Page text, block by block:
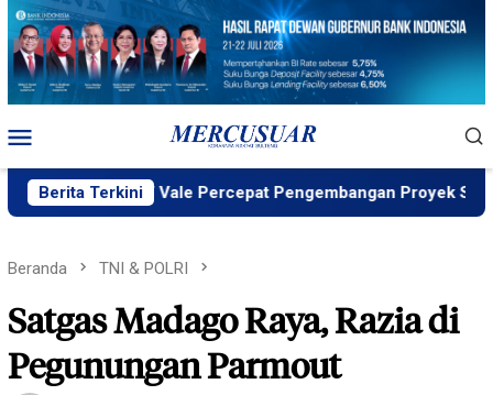
Loncat
konten
Mobile
Berita Terkini
ID, PT Vale Percepat Pengembangan Proyek Strategis IGP
Beranda TNI & POLRI
Satgas Madago Raya, Razia di
Pegunungan Parmout